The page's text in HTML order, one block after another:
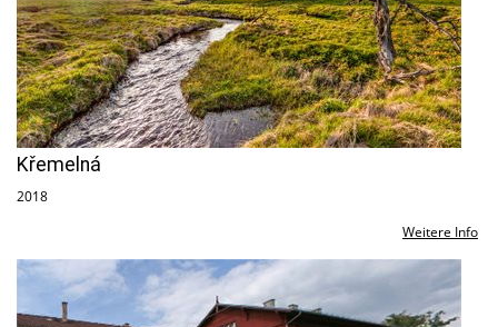
Křemelná
2018
Weitere Info